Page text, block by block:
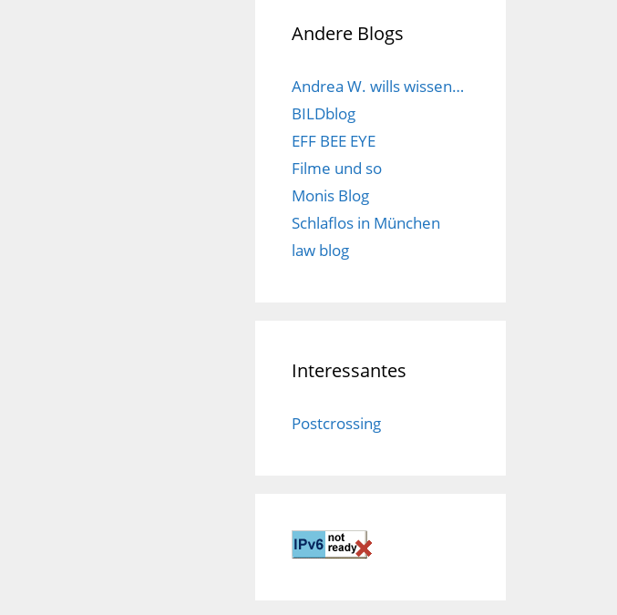
Andere Blogs
Andrea W. wills wissen…
BILDblog
EFF BEE EYE
Filme und so
Monis Blog
Schlaflos in München
law blog
Interessantes
Postcrossing